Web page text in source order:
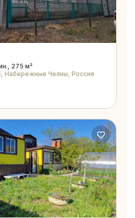
275 м²
Набережные Челны, Россия